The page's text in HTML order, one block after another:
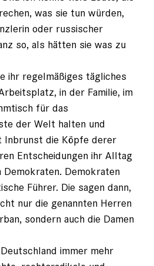
was sie tun würden,
oder russischer
so, als hätten sie was zu
ihr regelmäßiges tägliches
in der Familie, im
für das
der Welt halten und
Inbrunst die Köpfe derer
Entscheidungen ihr Alltag
Demokraten. Demokraten
Führer. Die sagen dann,
nur die genannten Herren
sondern auch die Damen
immer mehr